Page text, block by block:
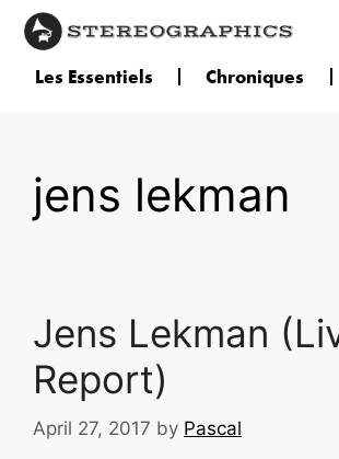
Les Essentiels Chroniques
jens lekman
Jens Lekman
Report)
April 27, 2017 by Pascal